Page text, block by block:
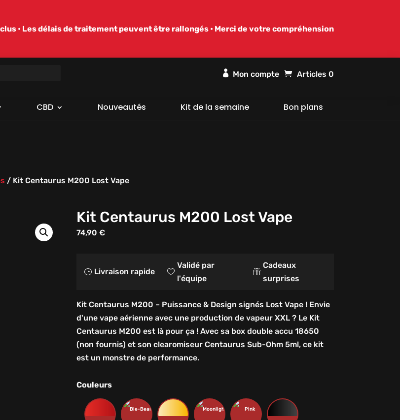
• Les délais de traitement peuvent être rallongés • Merci de votre compréhension
 Articles 0
CBD Nouveautés Kit de la semaine Bon plans
/ Kit Centaurus M200 Lost Vape
Kit Centaurus M200 Lost Vape
74,90€
} Livraison rapide 
Validé par
l'équipe

Cadeaux
surprises
Kit Centaurus M200 – Puissance & Design signés Lost Vape ! Envie
d'une vape aérienne avec une production de vapeur XXL ? Le Kit
Centaurus M200 est là pour ça ! Avec sa box double accu 18650
(non fournis) et son clearomiseur Centaurus Sub-Ohm 5ml, ce kit
est un monstre de performance.
Couleurs